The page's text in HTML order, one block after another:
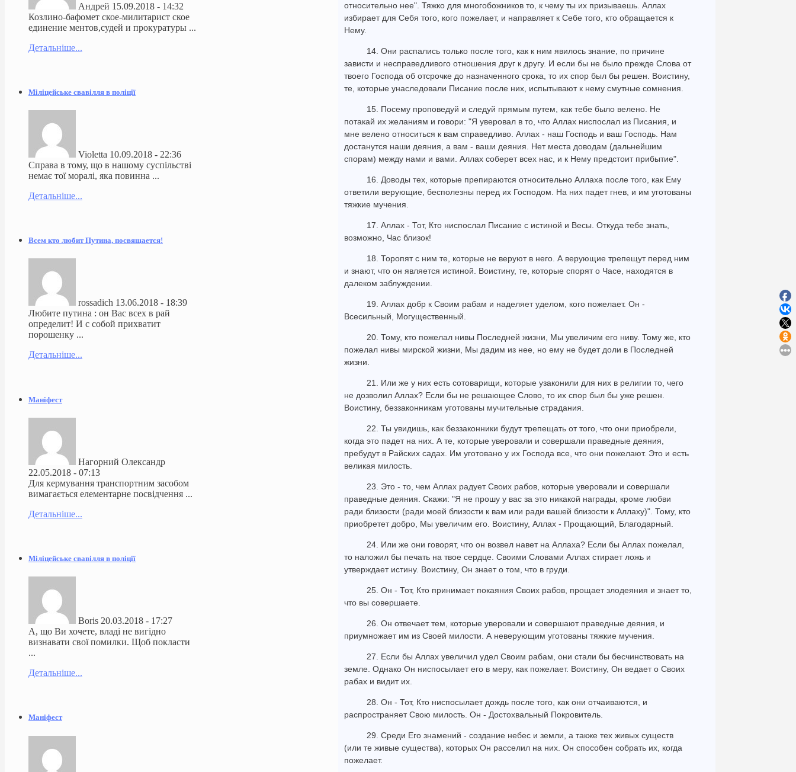
относительно нее". Тяжко для многобожников то, к чему ты их призываешь. Аллах
избирает для Себя того, кого пожелает, и направляет к Себе того, кто обращается к
Нему.
14. Они распались только после того, как к ним явилось знание, по причине
зависти и несправедливого отношения друг к другу. И если бы не было прежде Слова от
твоего Господа об отсрочке до назначенного срока, то их спор был бы решен. Воистину,
те, которые унаследовали Писание после них, испытывают к нему смутные сомнения.
15. Посему проповедуй и следуй прямым путем, как тебе было велено. Не
потакай их желаниям и говори: "Я уверовал в то, что Аллах ниспослал из Писания, и
мне велено относиться к вам справедливо. Аллах - наш Господь и ваш Господь. Нам
достанутся наши деяния, а вам - ваши деяния. Нет места доводам (дальнейшим
спорам) между нами и вами. Аллах соберет всех нас, и к Нему предстоит прибытие".
16. Доводы тех, которые препираются относительно Аллаха после того, как Ему
ответили верующие, бесполезны перед их Господом. На них падет гнев, и им уготованы
тяжкие мучения.
17. Аллах - Тот, Кто ниспослал Писание с истиной и Весы. Откуда тебе знать,
возможно, Час близок!
18. Торопят с ним те, которые не веруют в него. А верующие трепещут перед ним
и знают, что он является истиной. Воистину, те, которые спорят о Часе, находятся в
далеком заблуждении.
19. Аллах добр к Своим рабам и наделяет уделом, кого пожелает. Он -
Всесильный, Могущественный.
20. Тому, кто пожелал нивы Последней жизни, Мы увеличим его ниву. Тому же, кто
пожелал нивы мирской жизни, Мы дадим из нее, но ему не будет доли в Последней
жизни.
21. Или же у них есть сотоварищи, которые узаконили для них в религии то, чего
не дозволил Аллах? Если бы не решающее Слово, то их спор был бы уже решен.
Воистину, беззаконникам уготованы мучительные страдания.
22. Ты увидишь, как беззаконники будут трепещать от того, что они приобрели,
когда это падет на них. А те, которые уверовали и совершали праведные деяния,
пребудут в Райских садах. Им уготовано у их Господа все, что они пожелают. Это и есть
великая милость.
23. Это - то, чем Аллах радует Своих рабов, которые уверовали и совершали
праведные деяния. Скажи: "Я не прошу у вас за это никакой награды, кроме любви
ради близости (ради моей близости к вам или ради вашей близости к Аллаху)". Тому, кто
приобретет добро, Мы увеличим его. Воистину, Аллах - Прощающий, Благодарный.
24. Или же они говорят, что он возвел навет на Аллаха? Если бы Аллах пожелал,
то наложил бы печать на твое сердце. Своими Словами Аллах стирает ложь и
утверждает истину. Воистину, Он знает о том, что в груди.
25. Он - Тот, Кто принимает покаяния Своих рабов, прощает злодеяния и знает то,
что вы совершаете.
26. Он отвечает тем, которые уверовали и совершают праведные деяния, и
приумножает им из Своей милости. А неверующим уготованы тяжкие мучения.
27. Если бы Аллах увеличил удел Своим рабам, они стали бы бесчинствовать на
земле. Однако Он ниспосылает его в меру, как пожелает. Воистину, Он ведает о Своих
рабах и видит их.
28. Он - Тот, Кто ниспосылает дождь после того, как они отчаиваются, и
распространяет Свою милость. Он - Достохвальный Покровитель.
29. Среди Его знамений - создание небес и земли, а также тех живых существ
(или те живые существа), которых Он расселил на них. Он способен собрать их, когда
пожелает.
Андрей 15.09.2018 - 14:32
Козлино-бафомет ское-милитарист ское
единение ментов,судей и прокуратуры ...
Детальніше...
Міліцейське свавілля в поліції
Violetta 10.09.2018 - 22:36
Справа в тому, що в нашому суспільстві
немає тої моралі, яка повинна ...
Детальніше...
Всем кто любит Путина, посвящается!
rossadich 13.06.2018 - 18:39
Любите путина : он Вас всех в рай
определит! И с собой прихватит
порошенку ...
Детальніше...
Маніфест
Нагорний Олександр
22.05.2018 - 07:13
Для кермування транспортним засобом
вимагається елементарне посвідчення ...
Детальніше...
Міліцейське свавілля в поліції
Boris 20.03.2018 - 17:27
А, що Ви хочете, владі не вигідно
визнавати свої помилки. Щоб покласти
...
Детальніше...
Маніфест